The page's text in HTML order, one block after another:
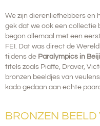
We zijn dierenliefhebbers en
gek dat we ook een collectie
begon allemaal met een
FEI. Dat was direct de
tijdens de Paralympics in
titels zoals Piaffe, Draver,
bronzen beeldjes van
kado gedaan aan echte
BRONZEN BEELD